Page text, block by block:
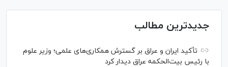
جدیدترین مطالب
تأکید ایران و عراق بر گسترش همکاری‌های علمی؛ وزیر علوم
با رئیس بیت‌الحکمه عراق دیدار کرد